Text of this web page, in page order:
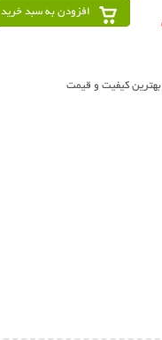
افزودن به سبد خرید
بهترین کیفیت و قیمت